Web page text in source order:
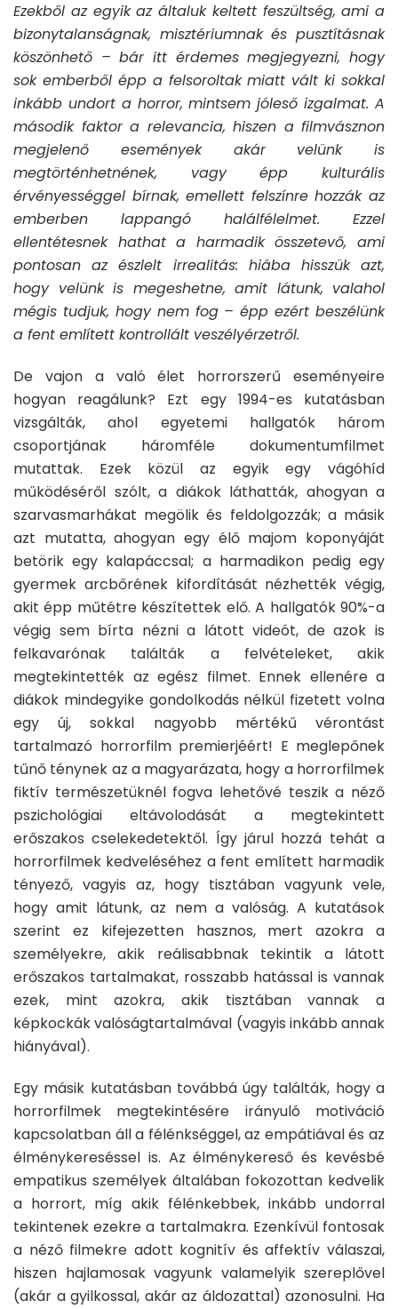
Ezekből az egyik az általuk keltett feszültség, ami a
bizonytalanságnak, misztériumnak és pusztításnak
köszönhető – bár itt érdemes megjegyezni, hogy
sok emberből épp a felsoroltak miatt vált ki sokkal
inkább undort a horror, mintsem jóleső izgalmat. A
második faktor a relevancia, hiszen a filmvásznon
megjelenő események akár velünk is
megtörténhetnének, vagy épp kulturális
érvényességgel bírnak, emellett felszínre hozzák az
emberben lappangó halálfélelmet. Ezzel
ellentétesnek hathat a harmadik összetevő, ami
pontosan az észlelt irrealitás: hiába hisszük azt,
hogy velünk is megeshetne, amit látunk, valahol
mégis tudjuk, hogy nem fog – épp ezért beszélünk
a fent említett kontrollált veszélyérzetről.
De vajon a való élet horrorszerű eseményeire
hogyan reagálunk? Ezt egy 1994-es kutatásban
vizsgálták, ahol egyetemi hallgatók három
csoportjának háromféle dokumentumfilmet
mutattak. Ezek közül az egyik egy vágóhíd
működéséről szólt, a diákok láthatták, ahogyan a
szarvasmarhákat megölik és feldolgozzák; a másik
azt mutatta, ahogyan egy élő majom koponyáját
betörik egy kalapáccsal; a harmadikon pedig egy
gyermek arcbőrének kifordítását nézhették végig,
akit épp műtétre készítettek elő. A hallgatók 90%-a
végig sem bírta nézni a látott videót, de azok is
felkavarónak találták a felvételeket, akik
megtekintették az egész filmet. Ennek ellenére a
diákok mindegyike gondolkodás nélkül fizetett volna
egy új, sokkal nagyobb mértékű vérontást
tartalmazó horrorfilm premierjéért! E meglepőnek
tűnő ténynek az a magyarázata, hogy a horrorfilmek
fiktív természetüknél fogva lehetővé teszik a néző
pszichológiai eltávolodását a megtekintett
erőszakos cselekedetektől. Így járul hozzá tehát a
horrorfilmek kedveléséhez a fent említett harmadik
tényező, vagyis az, hogy tisztában vagyunk vele,
hogy amit látunk, az nem a valóság. A kutatások
szerint ez kifejezetten hasznos, mert azokra a
személyekre, akik reálisabbnak tekintik a látott
erőszakos tartalmakat, rosszabb hatással is vannak
ezek, mint azokra, akik tisztában vannak a
képkockák valóságtartalmával (vagyis inkább annak
hiányával).
Egy másik kutatásban továbbá úgy találták, hogy a
horrorfilmek megtekintésére irányuló motiváció
kapcsolatban áll a félénkséggel, az empátiával és az
élménykereséssel is. Az élménykereső és kevésbé
empatikus személyek általában fokozottan kedvelik
a horrort, míg akik félénkebbek, inkább undorral
tekintenek ezekre a tartalmakra. Ezenkívül fontosak
a néző filmekre adott kognitív és affektív válaszai,
hiszen hajlamosak vagyunk valamelyik szereplővel
(akár a gyilkossal, akár az áldozattal) azonosulni. Ha